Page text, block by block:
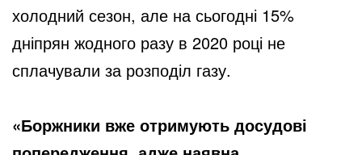
холодний сезон, але на сьогодні 15%
дніпрян жодного разу в 2020 році не
сплачували за розподіл газу.
«Боржники вже отримують досудові